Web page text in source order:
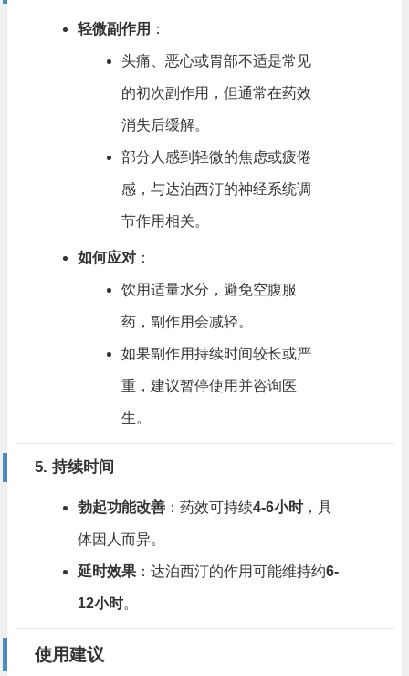
轻微副作用 ：
头痛、恶心或胃部不适是常见
的初次副作用，但通常在药效
消失后缓解。
部分人感到轻微的焦虑或疲倦
感，与达泊西汀的神经系统调
节作用相关。
如何应对：
饮用适量水分，避免空腹服
药，副作用会减轻。
如果副作用持续时间较长或严
重，建议暂停使用并咨询医
生。
5. 持续时间
勃起功能改善：药效可持续4-6小时，具
体因人而异。
延时效果：达泊西汀的作用可能维持约6-
12小时。
使用建议